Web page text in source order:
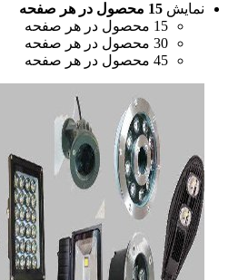
نمایش 15 محصول در هر صفحه
15 محصول در هر صفحه
30 محصول در هر صفحه
45 محصول در هر صفحه